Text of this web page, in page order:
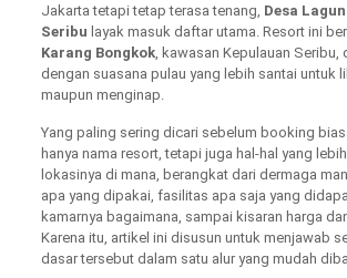
Jakarta tetapi tetap terasa tenang, Desa
Seribu layak masuk daftar utama. Resort ini
Karang Bongkok, kawasan Kepulauan Seribu,
dengan suasana pulau yang lebih santai untuk
maupun menginap.
Yang paling sering dicari sebelum booking
hanya nama resort, tetapi juga hal-hal yang
lokasinya di mana, berangkat dari dermaga
apa yang dipakai, fasilitas apa saja yang
kamarnya bagaimana, sampai kisaran harga
Karena itu, artikel ini disusun untuk menjawab
dasar tersebut dalam satu alur yang mudah